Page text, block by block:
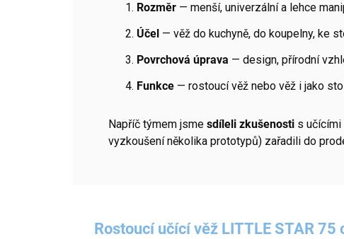
Rozměr — menší, univerzální a lehce
Účel — věž do kuchyně, do koupelny, ke
Povrchová úprava — design, přírodní
Funkce — rostoucí věž nebo věž i jako
Napříč týmem jsme sdíleli zkušenosti s učícími
vyzkoušení několika prototypů) zařadili do
Rostoucí učící věž LITTLE STAR 75